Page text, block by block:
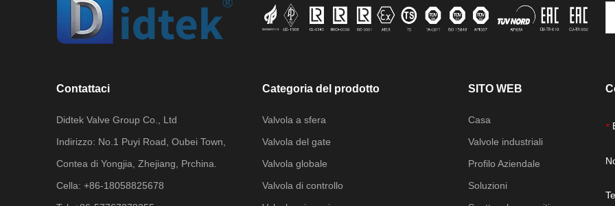
Contattaci
Didtek Valve Group Co., Ltd
Indirizzo: No.1 Puyi Road, Oubei Town,
Contea di Yongjia, Zhejiang, Prchina.
Cella: +86-18058825678
Categoria del prodotto
Valvola a sfera
Valvola del gate
Valvola globale
Valvola di controllo
SITO WEB
Casa
Valvole industriali
Profilo Aziendale
Soluzioni
*